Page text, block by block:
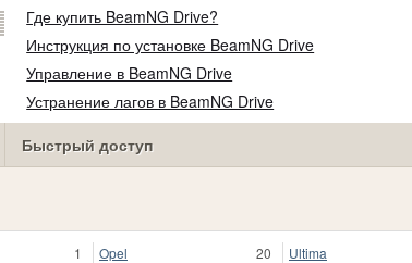
Где купить BeamNG Drive?
Инструкция по установке BeamNG Drive
Управление в BeamNG Drive
Устранение лагов в BeamNG Drive
Быстрый доступ
1
Opel
20
Ultima